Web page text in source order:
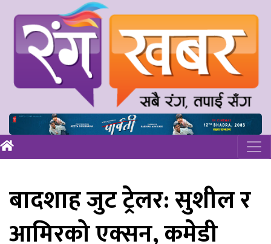
बादशाह जुट ट्रेलर: सुशील र
आमिरको एक्सन, कमेडी